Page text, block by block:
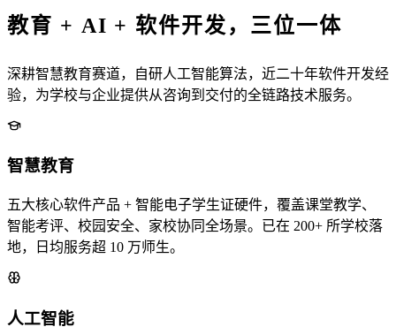
教育 + AI + 软件开发，三位一体
深耕智慧教育赛道，自研人工智能算法，近二十年软件开发经
验，为学校与企业提供从咨询到交付的全链路技术服务。
智慧教育
五大核心软件产品 + 智能电子学生证硬件，覆盖课堂教学、
智能考评、校园安全、家校协同全场景。已在 200+ 所学校落
地，日均服务超 10 万师生。
人工智能